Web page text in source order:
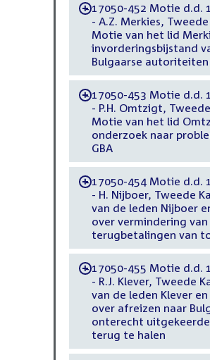
-17050-452 Motie d.d.
- A.Z. Merkies,
Motie van het lid
invorderingsbijstand
Bulgaarse autoriteiten
-17050-453 Motie d.d.
- P.H. Omtzigt,
Motie van het lid
onderzoek naar
GBA
-17050-454 Motie d.d.
- H. Nijboer, Tweede
van de leden Nijboer
over vermindering
terugbetalingen van
-17050-455 Motie d.d.
- R.J. Klever, Tweede
van de leden Klever
over afreizen naar
onterecht
terug te halen